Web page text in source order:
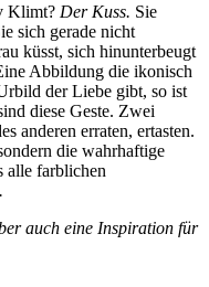
Klimt? Der Kuss. Sie
sich gerade nicht
küsst, sich hinunterbeugt
Abbildung die ikonisch
der Liebe gibt, so ist
diese Geste. Zwei
anderen erraten, ertasten.
die wahrhaftige
alle farblichen
auch eine Inspiration für